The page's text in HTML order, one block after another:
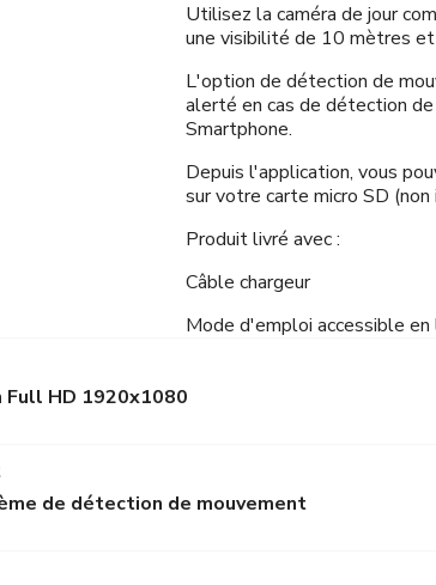
Utilisez la caméra de jour
une visibilité de 10 mètres
L'option de détection de
alerté en cas de détection
Smartphone.
Depuis l'application, vous
sur votre carte micro SD (non
Produit livré avec :
Câble chargeur
Mode d'emploi accessible en
HD 1920x1080
de détection de mouvement